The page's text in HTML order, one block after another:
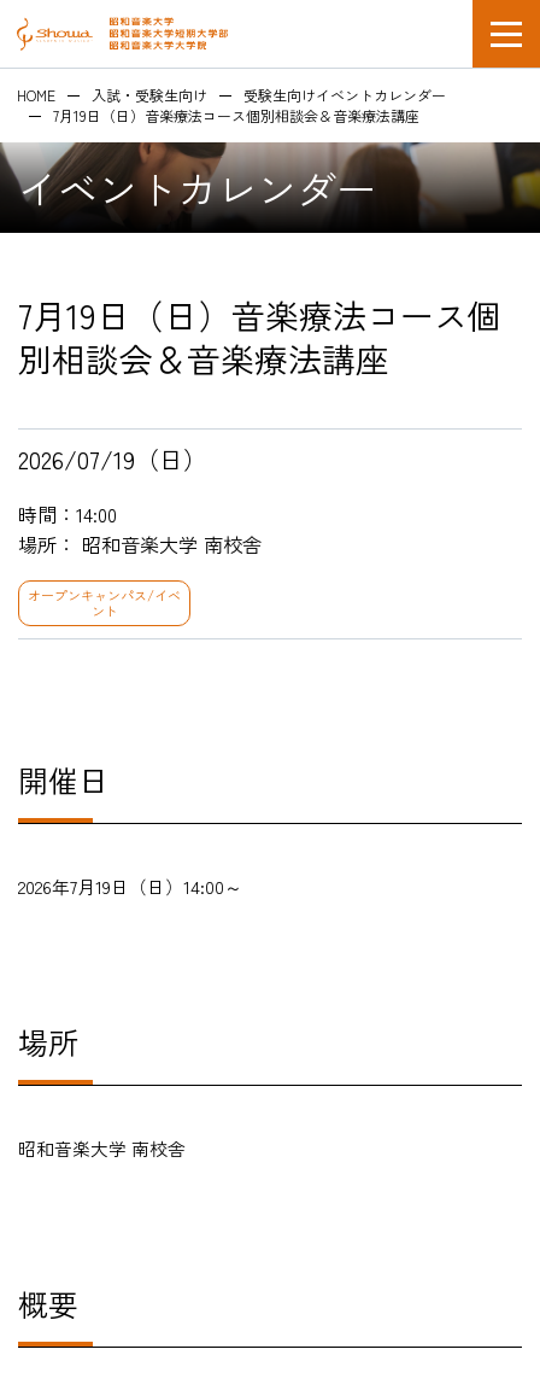
企業採用担当の方
大学院
大学紹介
HOME 入試・受験生向け
受験生向けイベントカレンダー
7月19日（日）音楽療法コース個別相談会＆音楽療法講座
イベントカレンダー
7月19日（日）音楽療法コース個
別相談会＆音楽療法講座
2026/07/19（日）
時間：14:00
場所： 昭和音楽大学 南校舎
オープンキャンパス/イベ
ント
開催日
2026年7月19日（日）14:00～
場所
昭和音楽大学 南校舎
概要